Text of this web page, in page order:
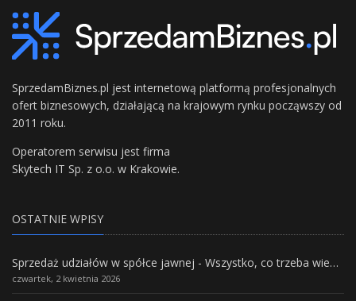
SprzedamBiznes.pl jest internetową platformą profesjonalnych
ofert biznesowych, działającą na krajowym rynku począwszy od
2011 roku.
Operatorem serwisu jest firma
Skytech IT Sp. z o.o. w Krakowie.
OSTATNIE WPISY
Sprzedaż udziałów w spółce jawnej - Wszystko, co trzeba wiedzieć.
czwartek, 2 kwietnia 2026